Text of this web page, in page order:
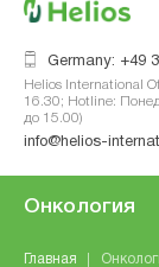
Germany: +49
Helios International
16.30; Hotline:
до 15.00)
info@helios-
Онкология
Главная